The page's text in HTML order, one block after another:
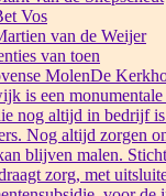
Vos
van de Weijer
van toen
MolenDe
is een
nog altijd in bedrijf
Nog altijd zorgen
blijven malen.
zorg, met